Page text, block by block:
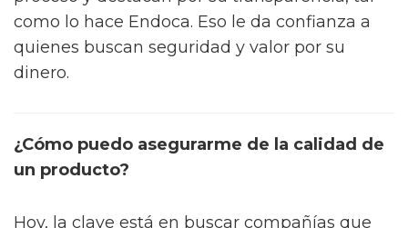
como lo hace Endoca. Eso le da confianza a
quienes buscan seguridad y valor por su
dinero.
¿Cómo puedo asegurarme de la calidad de
un producto?
Hoy, la clave está en buscar compañías que